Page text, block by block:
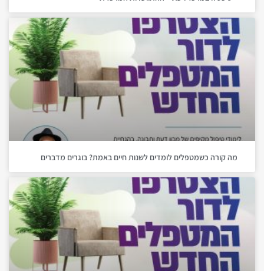
מה קורה כשמטפלים לומדים לשנות חיים באמת? בוגרים מדברים